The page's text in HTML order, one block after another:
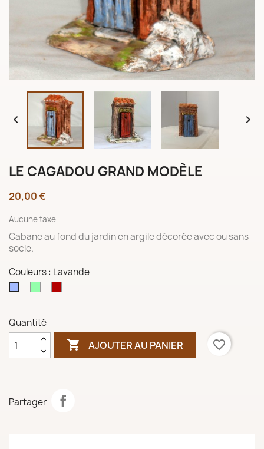
 
LE CAGADOU GRAND MODÈLE
20,00 €
Aucune taxe
Cabane au fond du jardin en argile décorée avec ou sans
socle.
Couleurs : Lavande
Quantité
 AJOUTER AU PANIER favorite_border
Partager